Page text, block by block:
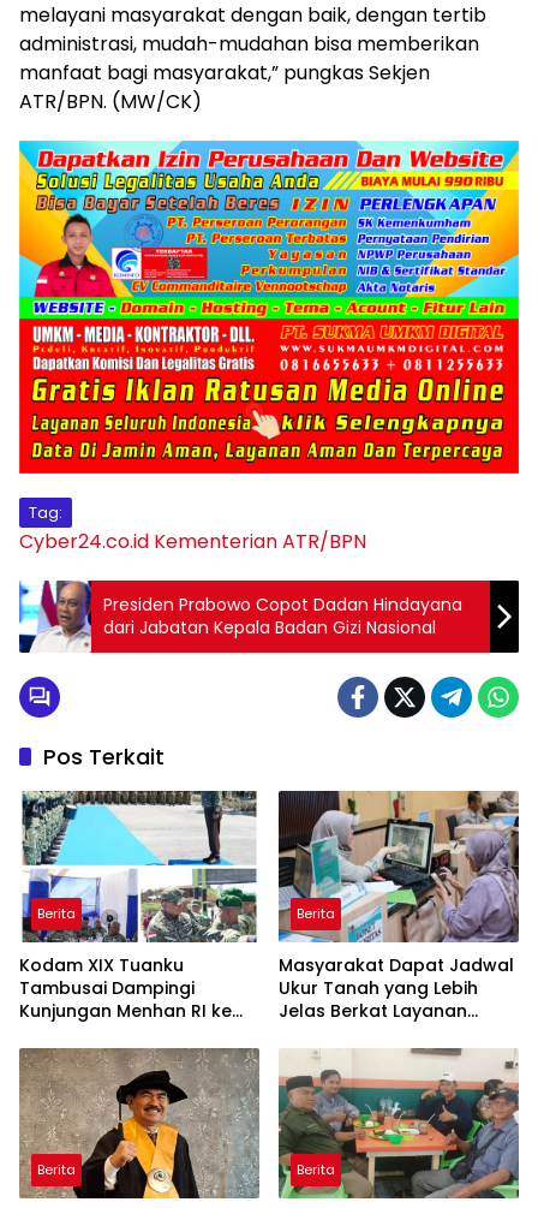
melayani masyarakat dengan baik, dengan tertib
administrasi, mudah-mudahan bisa memberikan
manfaat bagi masyarakat,” pungkas Sekjen
ATR/BPN. (MW/CK)
Tag:
Cyber24.co.id Kementerian ATR/BPN
Presiden Prabowo Copot Dadan Hindayana
dari Jabatan Kepala Badan Gizi Nasional
Pos Terkait
Berita
Kodam XIX Tuanku
Tambusai Dampingi
Kunjungan Menhan RI ke
Perkuat Pembangunan
Satuan
Berita
Masyarakat Dapat Jadwal
Ukur Tanah yang Lebih
Jelas Berkat Layanan
Berita Berita